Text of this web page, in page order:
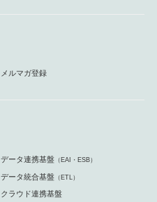
メルマガ登録
データ連携基盤 （EAI・ESB）
データ統合基盤 （ETL）
クラウド連携基盤